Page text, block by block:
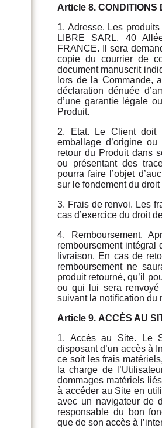
Article 8. CONDITIONS
1. Adresse. Les
LIBRE SARL, 40
FRANCE. Il sera
copie du courrier de
document manuscrit
lors de la Commande,
déclaration dénuée
d’une garantie légale
Produit.
2. Etat. Le Client doit
emballage d’origine
retour du Produit dans
ou présentant des
pourra faire l’objet
sur le fondement du
3. Frais de renvoi. Les
cas d’exercice du droit
4. Remboursement.
remboursement intégral
livraison. En cas de
remboursement ne
produit retourné, qu’il
ou qui lui sera
suivant la notification du
Article 9. ACCÈS AU
1. Accès au Site. Le
disposant d’un accès à
ce soit les frais
la charge de
dommages matériels
à accéder au Site en
avec un navigateur de
responsable du bon
que de son accès à